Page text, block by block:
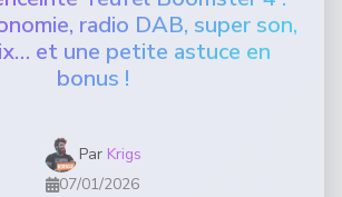
radio DAB, super son,
et une petite astuce en
bonus !
Par Krigs
07/01/2026